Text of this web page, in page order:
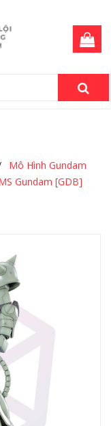
Mô Hình Gundam
Gundam [GDB]